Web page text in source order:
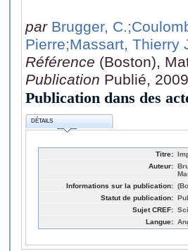
par Brugger, C.
Pierre;Massart, Thierry
Référence (Boston),
Publication Publié, 2009
Publication dans des
DÉTAILS
Titre:
Auteur:
Informations sur la publication:
Statut de publication:
Sujet CREF:
Langue: